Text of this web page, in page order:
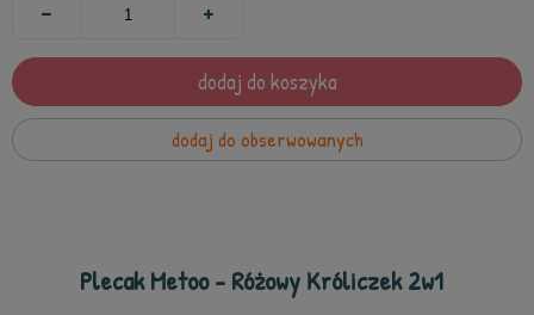
dodaj do koszyka
dodaj do obserwowanych
Plecak Metoo - Różowy Króliczek 2w1